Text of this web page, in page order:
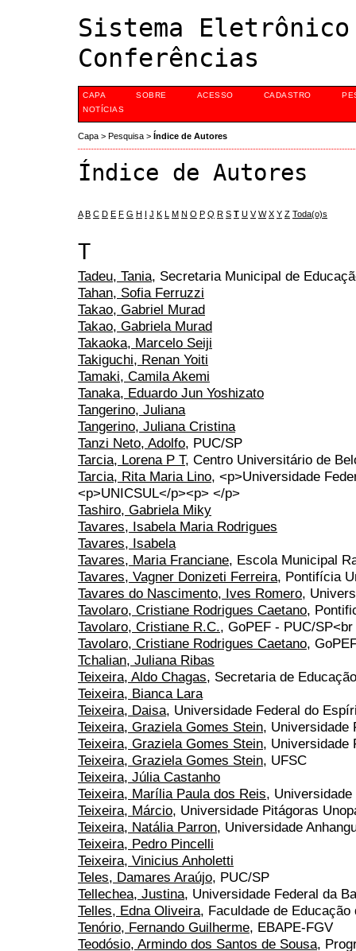
Sistema
Conferências
CAPA SOBRE ACESSO CADASTRO
NOTÍCIAS
Capa > Pesquisa > Índice de Autores
Índice de Autores
A B C D E F G H I J K L M N O P Q R S T U V W X Y Z Toda(o)s
T
Tadeu, Tania, Secretaria Municipal de
Tahan, Sofia Ferruzzi
Takao, Gabriel Murad
Takao, Gabriela Murad
Takaoka, Marcelo Seiji
Takiguchi, Renan Yoiti
Tamaki, Camila Akemi
Tanaka, Eduardo Jun Yoshizato
Tangerino, Juliana
Tangerino, Juliana Cristina
Tanzi Neto, Adolfo, PUC/SP
Tarcia, Lorena P T, Centro Universitário de
Tarcia, Rita Maria Lino, <p>Universidade
<p>UNICSUL</p><p> </p>
Tashiro, Gabriela Miky
Tavares, Isabela Maria Rodrigues
Tavares, Isabela
Tavares, Maria Franciane, Escola Municipal
Tavares, Vagner Donizeti Ferreira, Pontifícia
Tavares do Nascimento, Ives Romero,
Tavolaro, Cristiane Rodrigues Caetano,
Tavolaro, Cristiane R.C., GoPEF - PUC/
Tavolaro, Cristiane Rodrigues Caetano,
Tchalian, Juliana Ribas
Teixeira, Aldo Chagas, Secretaria de
Teixeira, Bianca Lara
Teixeira, Daisa, Universidade Federal do
Teixeira, Graziela Gomes Stein, Universidade
Teixeira, Graziela Gomes Stein, Universidade
Teixeira, Graziela Gomes Stein, UFSC
Teixeira, Júlia Castanho
Teixeira, Marília Paula dos Reis,
Teixeira, Márcio, Universidade Pitágoras
Teixeira, Natália Parron, Universidade
Teixeira, Pedro Pincelli
Teixeira, Vinicius Anholetti
Teles, Damares Araújo, PUC/SP
Tellechea, Justina, Universidade Federal da
Telles, Edna Oliveira, Faculdade de
Tenório, Fernando Guilherme, EBAPE-FGV
Teodósio, Armindo dos Santos de Sousa,